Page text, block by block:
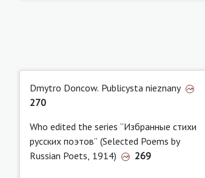
Dmytro Doncow. Publicysta nieznany
270
Who edited the series “Избранные стихи
русских поэтов” (Selected Poems by
Russian Poets, 1914)
269